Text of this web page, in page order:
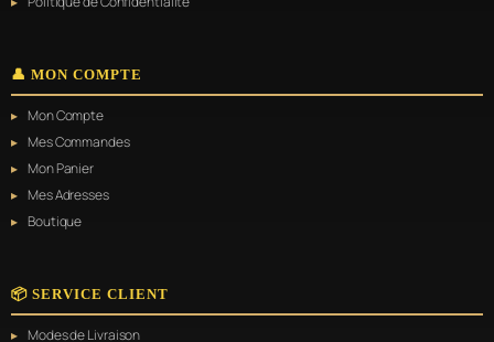
👤 MON COMPTE
Mon Compte
Mes Commandes
Mon Panier
Mes Adresses
Boutique
📦 SERVICE CLIENT
Modes de Livraison